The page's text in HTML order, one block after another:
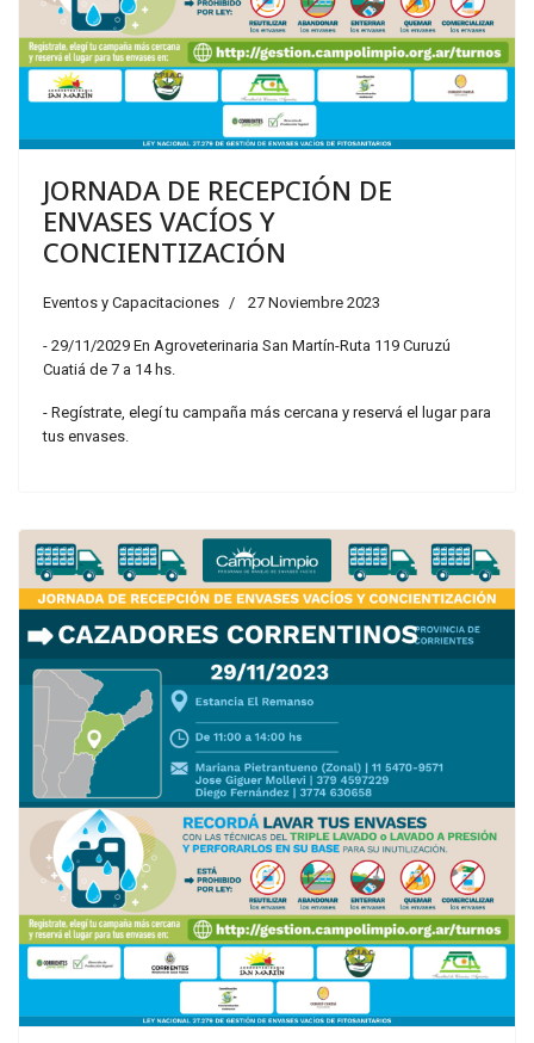
JORNADA DE RECEPCIÓN DE
ENVASES VACÍOS Y
CONCIENTIZACIÓN
Eventos y Capacitaciones 27 Noviembre 2023
- 29/11/2029 En Agroveterinaria San Martín-Ruta 119 Curuzú
Cuatiá de 7 a 14 hs.
- Regístrate, elegí tu campaña más cercana y reservá el lugar para
tus envases.